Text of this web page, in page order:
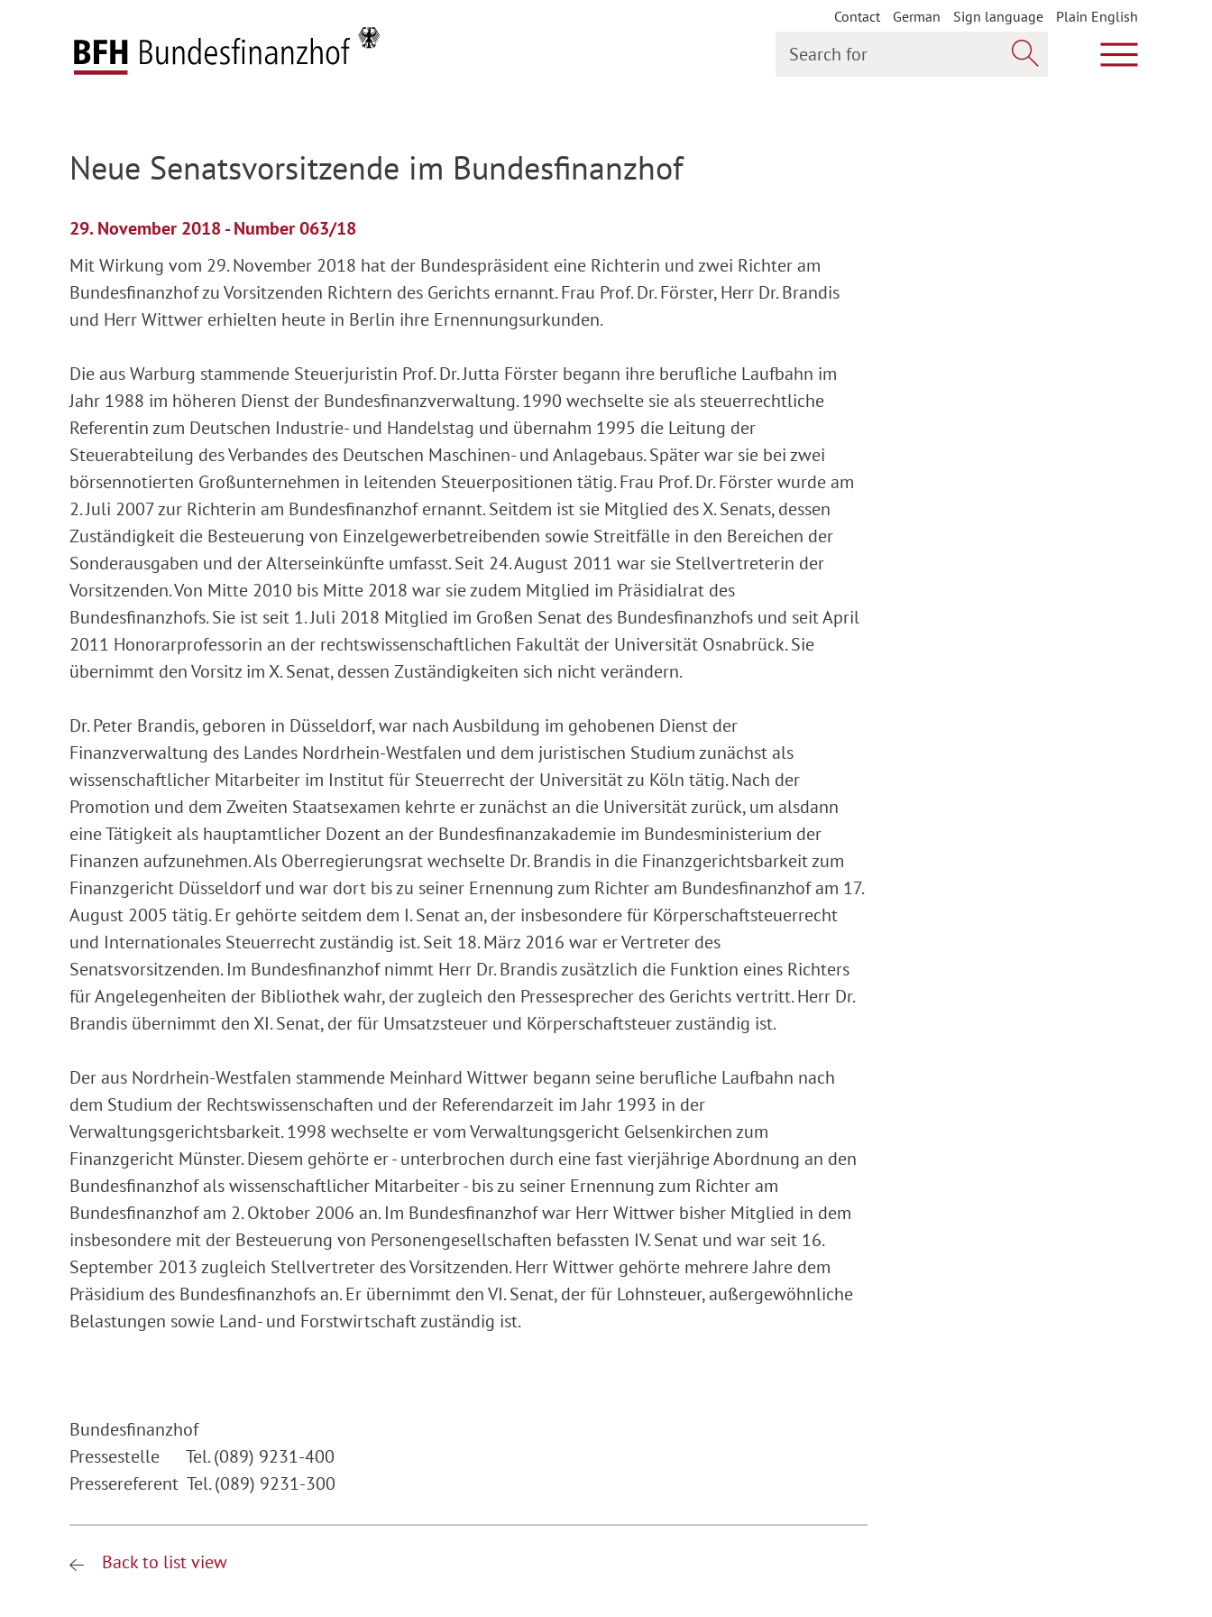
Contact German Sign language
Plain English
Show main
Federal Fiscal Court
Neue Senatsvorsitzende im Bundesfinanzhof
29. November 2018 - Number 063/18
Mit Wirkung vom 29. November 2018 hat der Bundespräsident eine Richterin und zwei Richter am
Bundesfinanzhof zu Vorsitzenden Richtern des Gerichts ernannt. Frau Prof. Dr. Förster, Herr Dr. Brandis
und Herr Wittwer erhielten heute in Berlin ihre Ernennungsurkunden.
Die aus Warburg stammende Steuerjuristin Prof. Dr. Jutta Förster begann ihre berufliche Laufbahn im
Jahr 1988 im höheren Dienst der Bundesfinanzverwaltung. 1990 wechselte sie als steuerrechtliche
Referentin zum Deutschen Industrie- und Handelstag und übernahm 1995 die Leitung der
Steuerabteilung des Verbandes des Deutschen Maschinen- und Anlagebaus. Später war sie bei zwei
börsennotierten Großunternehmen in leitenden Steuerpositionen tätig. Frau Prof. Dr. Förster wurde am
2. Juli 2007 zur Richterin am Bundesfinanzhof ernannt. Seitdem ist sie Mitglied des X. Senats, dessen
Zuständigkeit die Besteuerung von Einzelgewerbetreibenden sowie Streitfälle in den Bereichen der
Sonderausgaben und der Alterseinkünfte umfasst. Seit 24. August 2011 war sie Stellvertreterin der
Vorsitzenden. Von Mitte 2010 bis Mitte 2018 war sie zudem Mitglied im Präsidialrat des
Bundesfinanzhofs. Sie ist seit 1. Juli 2018 Mitglied im Großen Senat des Bundesfinanzhofs und seit April
2011 Honorarprofessorin an der rechtswissenschaftlichen Fakultät der Universität Osnabrück. Sie
übernimmt den Vorsitz im X. Senat, dessen Zuständigkeiten sich nicht verändern.
Dr. Peter Brandis, geboren in Düsseldorf, war nach Ausbildung im gehobenen Dienst der
Finanzverwaltung des Landes Nordrhein-Westfalen und dem juristischen Studium zunächst als
wissenschaftlicher Mitarbeiter im Institut für Steuerrecht der Universität zu Köln tätig. Nach der
Promotion und dem Zweiten Staatsexamen kehrte er zunächst an die Universität zurück, um alsdann
eine Tätigkeit als hauptamtlicher Dozent an der Bundesfinanzakademie im Bundesministerium der
Finanzen aufzunehmen. Als Oberregierungsrat wechselte Dr. Brandis in die Finanzgerichtsbarkeit zum
Finanzgericht Düsseldorf und war dort bis zu seiner Ernennung zum Richter am Bundesfinanzhof am 17.
August 2005 tätig. Er gehörte seitdem dem I. Senat an, der insbesondere für Körperschaftsteuerrecht
und Internationales Steuerrecht zuständig ist. Seit 18. März 2016 war er Vertreter des
Senatsvorsitzenden. Im Bundesfinanzhof nimmt Herr Dr. Brandis zusätzlich die Funktion eines Richters
für Angelegenheiten der Bibliothek wahr, der zugleich den Pressesprecher des Gerichts vertritt. Herr Dr.
Brandis übernimmt den XI. Senat, der für Umsatzsteuer und Körperschaftsteuer zuständig ist.
Der aus Nordrhein-Westfalen stammende Meinhard Wittwer begann seine berufliche Laufbahn nach
dem Studium der Rechtswissenschaften und der Referendarzeit im Jahr 1993 in der
Verwaltungsgerichtsbarkeit. 1998 wechselte er vom Verwaltungsgericht Gelsenkirchen zum
Finanzgericht Münster. Diesem gehörte er - unterbrochen durch eine fast vierjährige Abordnung an den
Bundesfinanzhof als wissenschaftlicher Mitarbeiter - bis zu seiner Ernennung zum Richter am
Bundesfinanzhof am 2. Oktober 2006 an. Im Bundesfinanzhof war Herr Wittwer bisher Mitglied in dem
insbesondere mit der Besteuerung von Personengesellschaften befassten IV. Senat und war seit 16.
September 2013 zugleich Stellvertreter des Vorsitzenden. Herr Wittwer gehörte mehrere Jahre dem
Präsidium des Bundesfinanzhofs an. Er übernimmt den VI. Senat, der für Lohnsteuer, außergewöhnliche
Belastungen sowie Land- und Forstwirtschaft zuständig ist.
Bundesfinanzhof
Pressestelle Tel. (089) 9231-400
Pressereferent Tel. (089) 9231-300
Back to list view